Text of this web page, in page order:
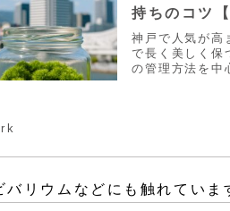
持ちのコツ
神戸で人気が高
で長く美しく保
の管理方法を中
バリウムなどにも触れていま